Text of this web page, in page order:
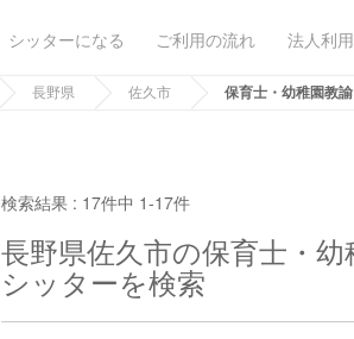
シッターになる ご利用の流れ 法人利
長野県 佐久市 保育士・幼稚園教
検索結果 : 17件中 1-17件
長野県佐久市の保育士・
シッターを検索